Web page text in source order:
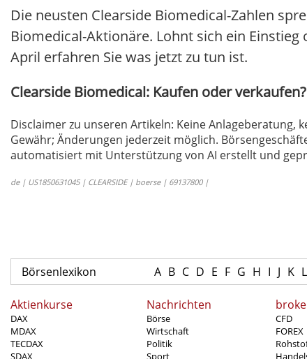
Die neusten Clearside Biomedical-Zahlen
Biomedical-Aktionäre. Lohnt sich ein
April erfahren Sie was jetzt zu tun ist.
Clearside Biomedical: Kaufen oder verkaufen?
Disclaimer zu unseren Artikeln: Keine Anlageberatung,
Gewähr; Änderungen jederzeit möglich.
automatisiert mit Unterstützung von AI erstellt und
de | US1850631045 | CLEARSIDE | boerse | 69137800 |
Börsenlexikon A B C D E F G H I J K L
Aktienkurse
DAX
MDAX
TECDAX
Nachrichten
Börse
Wirtschaft
Politik
CFD
FOREX